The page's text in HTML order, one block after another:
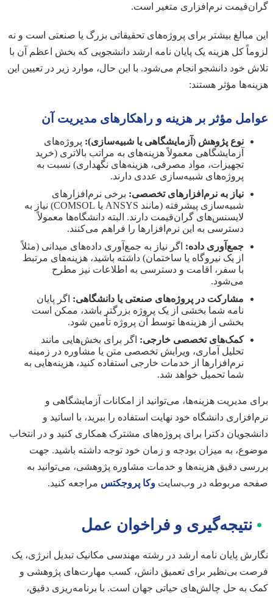
گران‌قیمت نرم‌افزاری متغیر است.
این مبالغ بیشتر برای پروژه‌های تحقیقاتی بزرگ یا صنعتی است و نه
لزوماً کل هزینه یک پایان نامه ارشد دانشجویی که بخش اعظم آن با
تلاش خود دانشجو انجام می‌شود. با این حال، موارد زیر در تعیین این
هزینه‌ها مؤثر هستند:
عوامل مؤثر بر هزینه و راهکارهای مدیریت آن
نوع پژوهش (آزمایشگاهی یا شبیه‌سازی): پروژه‌های
آزمایشگاهی معمولاً هزینه‌های به مراتب بالاتری (خرید
تجهیزات، مواد مصرفی، هزینه‌های نگهداری) نسبت به
پروژه‌های شبیه‌سازی عددی دارند.
نیاز به نرم‌افزارهای تخصصی: برخی نرم‌افزارهای
شبیه‌سازی پیشرفته (مانند ANSYS یا COMSOL) نیاز به
لایسنس‌های گران‌قیمت دارند. البته دانشگاه‌ها معمولاً
دسترسی به این نرم‌افزارها را فراهم می‌کنند.
جمع‌آوری داده: اگر نیاز به جمع‌آوری داده‌های میدانی (مثلاً
از یک نیروگاه یا ساختمان) داشته باشید، هزینه‌های مرتبط
با سفر، اقامت و دسترسی به اطلاعات نیز مطرح
می‌شود.
مشارکت در پروژه‌های صنعتی یا دانشگاهی: اگر پایان
نامه شما بخشی از یک پروژه بزرگتر باشد، ممکن است
بخشی از هزینه‌ها توسط آن پروژه تأمین شود.
کمک‌های تخصصی خارجی: اگر برای بخش‌هایی مانند
تحلیل آماری، ویرایش تخصصی متن یا مشاوره در زمینه
نرم‌افزارها از خدمات خارجی استفاده کنید، هزینه‌هایی به
شما تحمیل خواهد شد.
برای مدیریت هزینه‌ها، می‌توانید از امکانات آزمایشگاهی و
نرم‌افزاری دانشگاه خود نهایت استفاده را ببرید، با اساتید و
دانشجویان دکترا برای پروژه‌های مشترک همکاری کنید و در انتخاب
موضوع، به میزان بودجه و زمان خود توجه داشته باشید. جهت
بررسی دقیق هزینه‌ها و خدمات مشاوره پژوهشی، می‌توانید به
صفحه مربوطه در وب‌سایت وکا پروجکتس مراجعه کنید.
• نتیجه‌گیری و فراخوان عمل
نگارش پایان نامه ارشد در رشته مهندسی مکانیک تبدیل انرژی، یک
فرصت بی‌نظیر برای تعمیق دانش، کسب مهارت‌های پژوهشی و
کمک به حل چالش‌های حیاتی جهان است. با برنامه‌ریزی دقیق،